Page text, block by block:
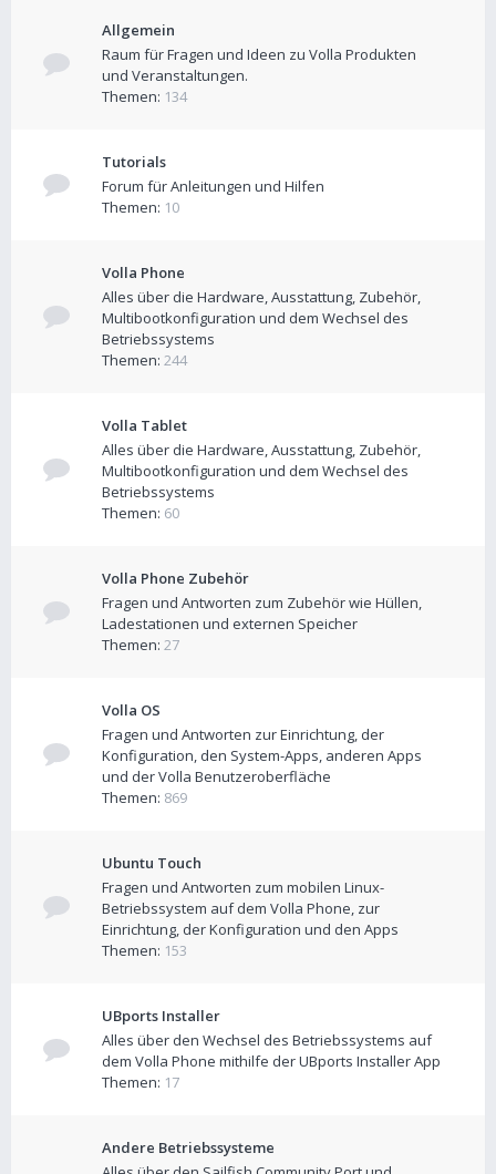
Allgemein
Raum für Fragen und Ideen zu Volla Produkten
und Veranstaltungen.
Themen: 134
Tutorials
Forum für Anleitungen und Hilfen
Themen: 10
Volla Phone
Alles über die Hardware, Ausstattung, Zubehör,
Multibootkonfiguration und dem Wechsel des
Betriebssystems
Themen: 244
Volla Tablet
Alles über die Hardware, Ausstattung, Zubehör,
Multibootkonfiguration und dem Wechsel des
Betriebssystems
Themen: 60
Volla Phone Zubehör
Fragen und Antworten zum Zubehör wie Hüllen,
Ladestationen und externen Speicher
Themen: 27
Volla OS
Fragen und Antworten zur Einrichtung, der
Konfiguration, den System-Apps, anderen Apps
und der Volla Benutzeroberfläche
Themen: 869
Ubuntu Touch
Fragen und Antworten zum mobilen Linux-
Betriebssystem auf dem Volla Phone, zur
Einrichtung, der Konfiguration und den Apps
Themen: 153
UBports Installer
Alles über den Wechsel des Betriebssystems auf
dem Volla Phone mithilfe der UBports Installer App
Themen: 17
Andere Betriebssysteme